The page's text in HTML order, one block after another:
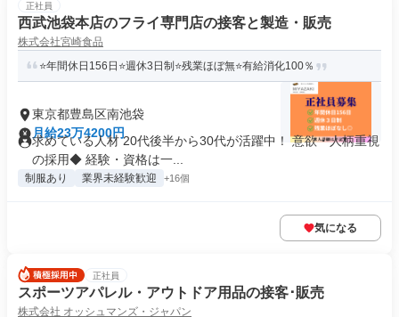
正社員
西武池袋本店のフライ専門店の接客と製造・販売
株式会社宮崎食品
⭐年間休日156日⭐週休3日制⭐残業ほぼ無⭐有給消化100％
東京都豊島区南池袋
月給23万4200円
求めている人材 20代後半から30代が活躍中！ 意欲・人柄重視
の採用◆ 経験・資格は一...
制服あり 業界未経験歓迎 +16個
気になる
正社員
スポーツアパレル・アウトドア用品の接客･販売
株式会社 オッシュマンズ・ジャパン